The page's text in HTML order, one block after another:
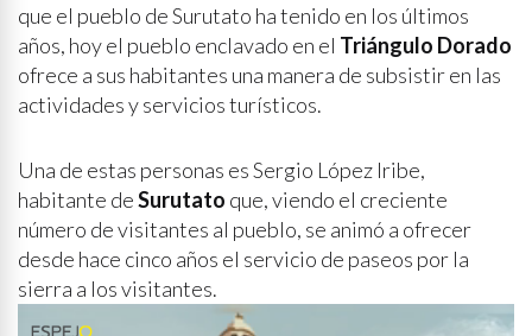
que el pueblo de Surutato ha tenido en los últimos
años, hoy el pueblo enclavado en el Triángulo Dorado
ofrece a sus habitantes una manera de subsistir en las
actividades y servicios turísticos.
Una de estas personas es Sergio López Iribe,
habitante deSurutato que, viendo el creciente
número de visitantes al pueblo, se animó a ofrecer
desde hace cinco años el servicio de paseos por la
sierra a los visitantes.